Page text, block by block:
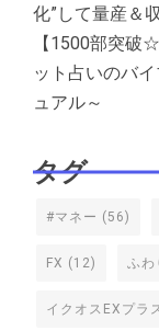
化”して量産＆
【1500部突破
ット占いのバ
ュアル～
タグ
#マネー (56)
FX (12) ふわ
イクオスEXプラ